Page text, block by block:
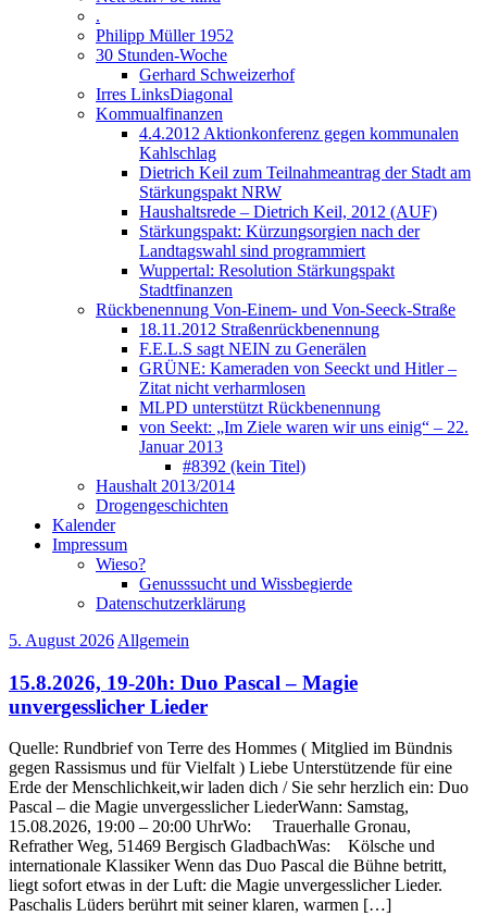
.
Philipp Müller 1952
30 Stunden-Woche
Gerhard Schweizerhof
Irres LinksDiagonal
Kommualfinanzen
4.4.2012 Aktionkonferenz gegen kommunalen
Kahlschlag
Dietrich Keil zum Teilnahmeantrag der Stadt am
Stärkungspakt NRW
Haushaltsrede – Dietrich Keil, 2012 (AUF)
Stärkungspakt: Kürzungsorgien nach der
Landtagswahl sind programmiert
Wuppertal: Resolution Stärkungspakt
Stadtfinanzen
Rückbenennung Von-Einem- und Von-Seeck-Straße
18.11.2012 Straßenrückbenennung
F.E.L.S sagt NEIN zu Generälen
GRÜNE: Kameraden von Seeckt und Hitler –
Zitat nicht verharmlosen
MLPD unterstützt Rückbenennung
von Seekt: „Im Ziele waren wir uns einig“ – 22.
Januar 2013
#8392 (kein Titel)
Haushalt 2013/2014
Drogengeschichten
Kalender
Impressum
Wieso?
Genusssucht und Wissbegierde
Datenschutzerklärung
5. August 2026 Allgemein
15.8.2026, 19-20h: Duo Pascal – Magie
unvergesslicher Lieder
Quelle: Rundbrief von Terre des Hommes ( Mitglied im Bündnis
gegen Rassismus und für Vielfalt ) Liebe Unterstützende für eine
Erde der Menschlichkeit,wir laden dich / Sie sehr herzlich ein: Duo
Pascal – die Magie unvergesslicher LiederWann: Samstag,
15.08.2026, 19:00 – 20:00 UhrWo: Trauerhalle Gronau,
Refrather Weg, 51469 Bergisch GladbachWas: Kölsche und
internationale Klassiker Wenn das Duo Pascal die Bühne betritt,
liegt sofort etwas in der Luft: die Magie unvergesslicher Lieder.
Paschalis Lüders berührt mit seiner klaren, warmen […]